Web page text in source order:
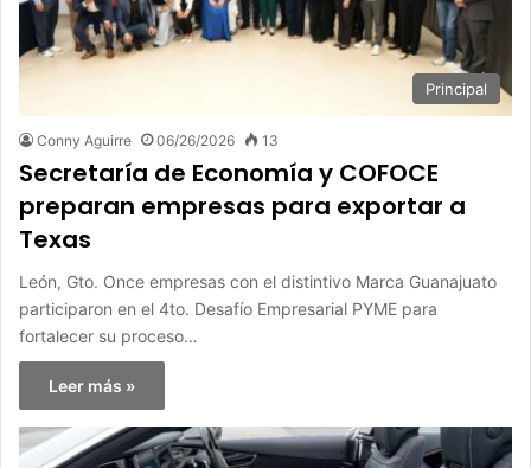
Principal
Conny Aguirre 06/26/2026 13
Secretaría de Economía y COFOCE
preparan empresas para exportar a
Texas
León, Gto. Once empresas con el distintivo Marca Guanajuato
participaron en el 4to. Desafío Empresarial PYME para
fortalecer su proceso…
Leer más »